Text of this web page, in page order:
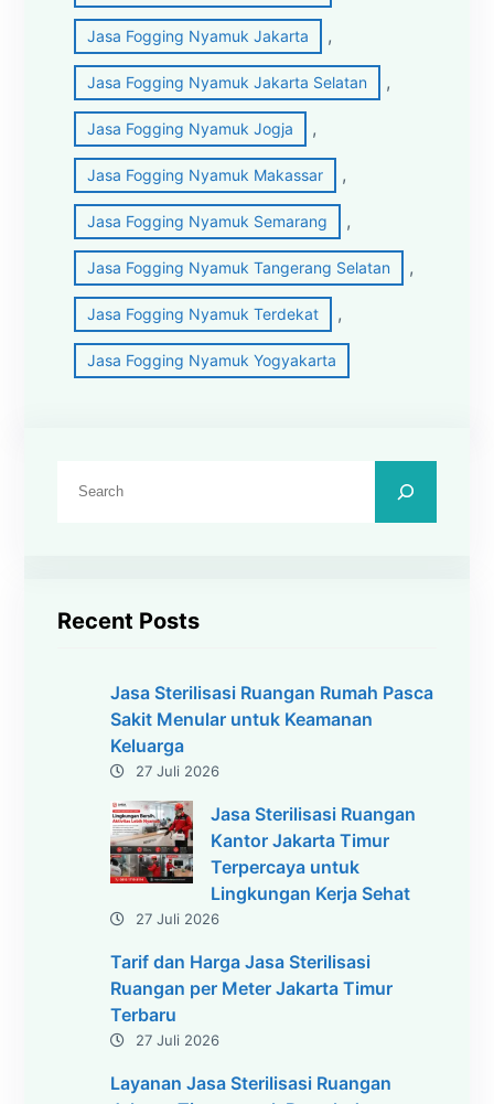
Jasa Fogging Nyamuk Jakarta ,
Jasa Fogging Nyamuk Jakarta Selatan ,
Jasa Fogging Nyamuk Jogja ,
Jasa Fogging Nyamuk Makassar ,
Jasa Fogging Nyamuk Semarang ,
Jasa Fogging Nyamuk Tangerang Selatan ,
Jasa Fogging Nyamuk Terdekat ,
Jasa Fogging Nyamuk Yogyakarta
Recent Posts
Jasa Sterilisasi Ruangan Rumah Pasca
Sakit Menular untuk Keamanan
Keluarga
27 Juli 2026
Jasa Sterilisasi Ruangan
Kantor Jakarta Timur
Terpercaya untuk
Lingkungan Kerja Sehat
27 Juli 2026
Tarif dan Harga Jasa Sterilisasi
Ruangan per Meter Jakarta Timur
Terbaru
27 Juli 2026
Layanan Jasa Sterilisasi Ruangan